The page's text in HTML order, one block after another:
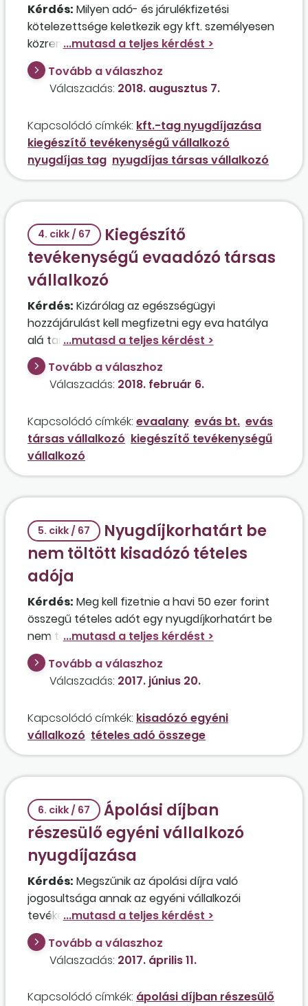
Kérdés: Milyen adó- és járulékfizetési
kötelezettsége keletkezik egy kft. személyesen
közreműködő tagjának, aki 40 éves jogosultsági
idejére tekintettel 2018. szeptember 15-től
kedvezményes nyugdíjat igényel? A tag havi
jövedelme háromszázezer forint.
Tovább a válaszhoz
Válaszadás: 2018. augusztus 7.
Kapcsolódó címkék: kft.-tag nyugdíjazása
kiegészítő tevékenységű vállalkozó
nyugdíjas tag nyugdíjas társas vállalkozó
4. cikk / 67
Kiegészítő
tevékenységű evaadózó társas
vállalkozó
Kérdés: Kizárólag az egészségügyi
hozzájárulást kell megfizetni egy eva hatálya
alá tartozó betéti társaság öregségi nyugdíjas
beltagja után, vagy egyéb kötelezettségek is
keletkeznek ebben az esetben?
Tovább a válaszhoz
Válaszadás: 2018. február 6.
Kapcsolódó címkék: evaalany evás bt. evás
társas vállalkozó kiegészítő tevékenységű
vállalkozó
5. cikk / 67
Nyugdíjkorhatárt be
nem töltött kisadózó tételes
adója
Kérdés: Meg kell fizetnie a havi 50 ezer forint
összegű tételes adót egy nyugdíjkorhatárt be
nem töltött személynek, aki társas
vállalkozóként, valamint kisadózó egyéni
vállalkozóként is folytatott tevékenységet, és a
jövedelme 2016 októberében túllépte a kereseti
visszavonásra került? A?Kata-tv.-ben nem
található erre vonatkozó szabályozás.
Tovább a válaszhoz
Válaszadás: 2017. június 20.
Kapcsolódó címkék: kisadózó egyéni
vállalkozó tételes adó összege
6. cikk / 67
Ápolási díjban
részesülő egyéni vállalkozó
nyugdíjazása
Kérdés: Megszűnik az ápolási díjra való
jogosultsága annak az egyéni vállalkozói
tevékenységet folytató személynek, aki
emellett részesül a díjban, és ebben az évben
betölti a nyugdíjkorhatárt? Amennyiben nem,
akkor kiegészítő tevékenységű vállalkozóként
fizetési kötelezettség?
Tovább a válaszhoz
Válaszadás: 2017. április 11.
Kapcsolódó címkék: ápolási díjban részesülő